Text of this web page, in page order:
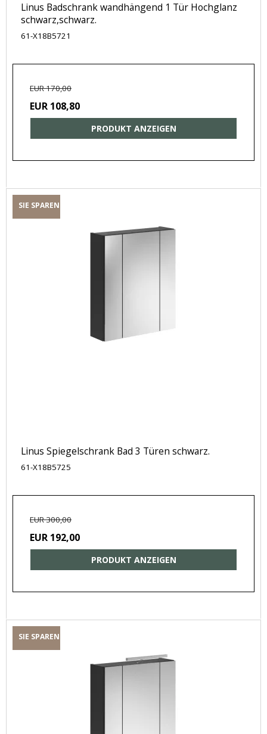
Linus Badschrank wandhängend 1 Tür Hochglanz
schwarz,schwarz.
61-X18B5721
EUR 170,00
EUR 108,80
PRODUKT ANZEIGEN
SIE SPAREN
Linus Spiegelschrank Bad 3 Türen schwarz.
61-X18B5725
EUR 300,00
EUR 192,00
PRODUKT ANZEIGEN
SIE SPAREN